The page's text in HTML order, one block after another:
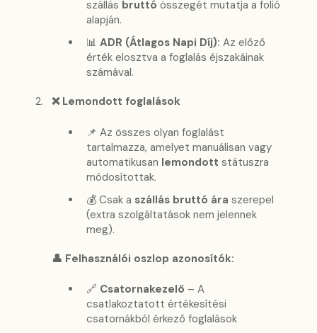
szállás bruttó összegét mutatja a folió
alapján.
📊 ADR (Átlagos Napi Díj): Az előző
érték elosztva a foglalás éjszakáinak
számával.
❌ Lemondott foglalások
📌 Az összes olyan foglalást
tartalmazza, amelyet manuálisan vagy
automatikusan lemondott státuszra
módosítottak.
💰 Csak a szállás bruttó ára szerepel
(extra szolgáltatások nem jelennek
meg).
👤 Felhasználói oszlop azonosítók:
🔗 Csatornakezelő – A
csatlakoztatott értékesítési
csatornákból érkező foglalások